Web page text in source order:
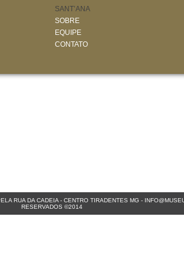
SANT’ANA
SOBRE
EQUIPE
CONTATO
RUA DA CADEIA - CENTRO TIRADENTES MG -
RESERVADOS ©2014